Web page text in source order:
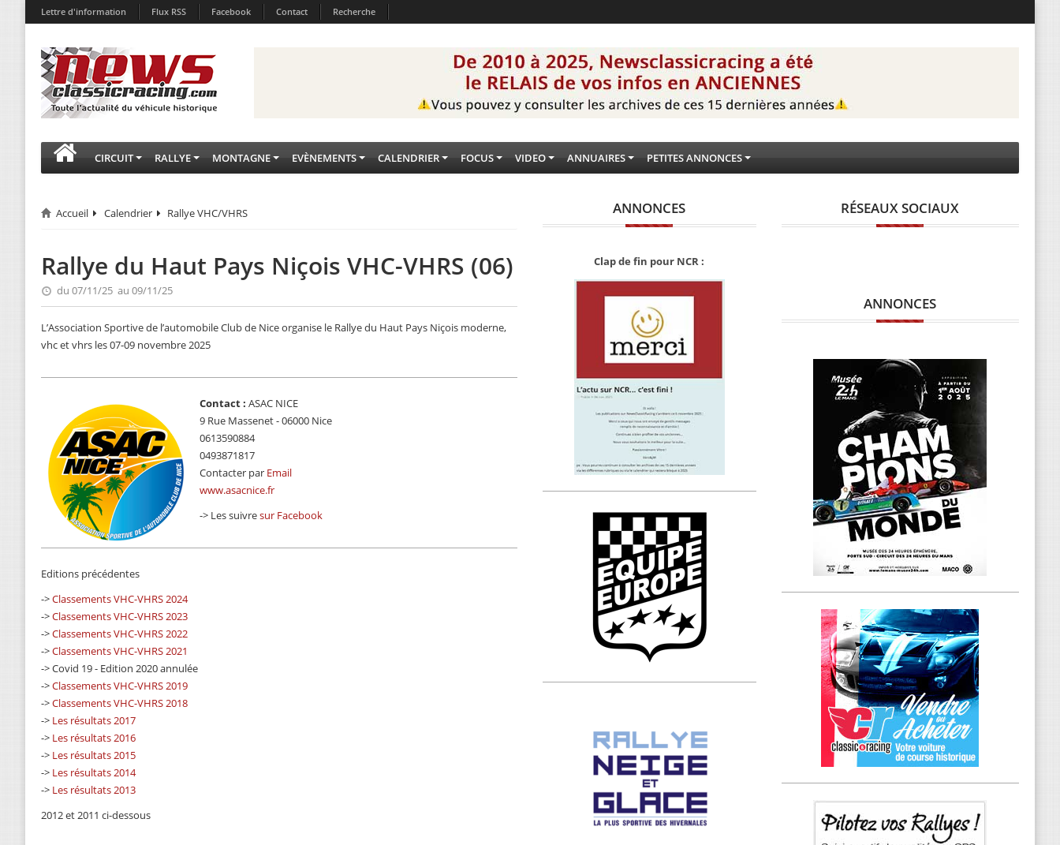
Lettre d'information Flux RSS Facebook Contact Recherche
CIRCUIT RALLYE MONTAGNE EVÈNEMENTS CALENDRIER FOCUS VIDEO ANNUAIRES PETITES ANNONCES
Accueil Calendrier Rallye VHC/VHRS
Rallye du Haut Pays Niçois VHC-VHRS (06)
du 07/11/25 au 09/11/25
L’Association Sportive de l’automobile Club de Nice organise le Rallye du Haut Pays Niçois moderne,
vhc et vhrs les 07-09 novembre 2025
Contact : ASAC NICE
9 Rue Massenet - 06000 Nice
0613590884
0493871817
Contacter par Email
www.asacnice.fr
-> Les suivresur Facebook
Editions précédentes
->Classements VHC-VHRS 2024
->Classements VHC-VHRS 2023
->Classements VHC-VHRS 2022
->Classements VHC-VHRS 2021
-> Covid 19 - Edition 2020 annulée
->Classements VHC-VHRS 2019
->Classements VHC-VHRS 2018
-> Les résultats 2017
-> Les résultats 2016
-> Les résultats 2015
-> Les résultats 2014
-> Les résultats 2013
2012 et 2011 ci-dessous
ANNONCES
Clap de fin pour NCR :
RÉSEAUX SOCIAUX
ANNONCES